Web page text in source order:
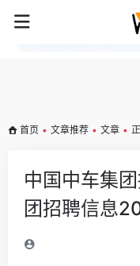
首页 • 文章推荐 • 文章 •
中国中车集
团招聘信息